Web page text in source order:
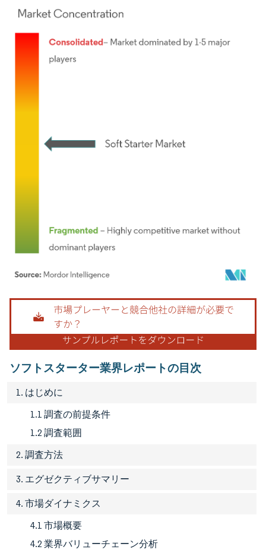
画像 © Mordor Intelligence。再利用にはCC BY 4.0の表示が必要です。
ソフトスターター業界レポートの目次
1. はじめに
1.1 調査の前提条件
1.2 調査範囲
2. 調査方法
3. エグゼクティブサマリー
4. 市場ダイナミクス
4.1 市場概要
4.2 業界バリューチェーン分析